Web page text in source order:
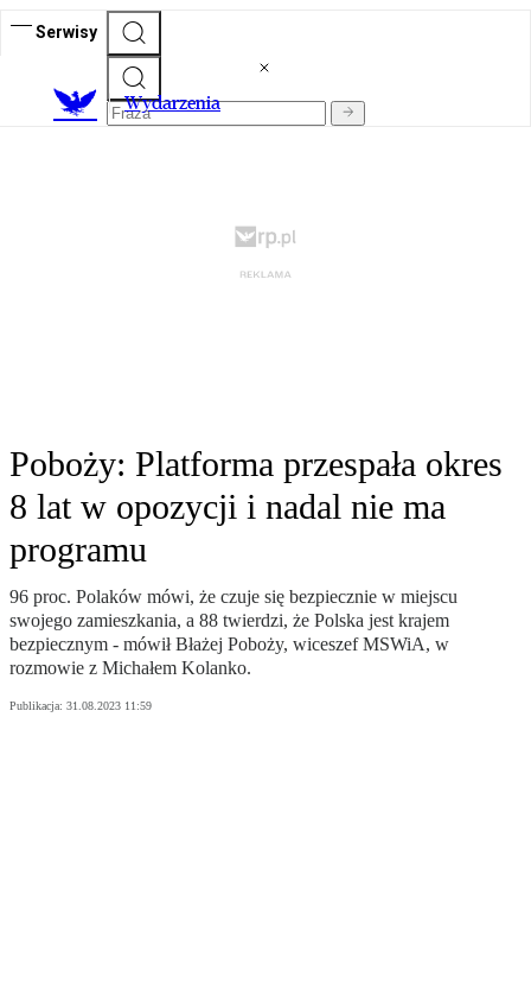
Serwisy
Wydarzenia
Poboży: Platforma przespała okres
8 lat w opozycji i nadal nie ma
programu
96 proc. Polaków mówi, że czuje się bezpiecznie w miejscu
swojego zamieszkania, a 88 twierdzi, że Polska jest krajem
bezpiecznym - mówił Błażej Poboży, wiceszef MSWiA, w
rozmowie z Michałem Kolanko.
Publikacja: 31.08.2023 11:59